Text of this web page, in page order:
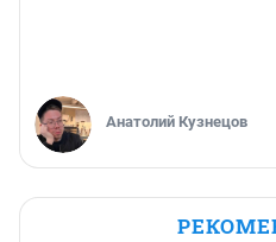
Анатолий Кузнецов